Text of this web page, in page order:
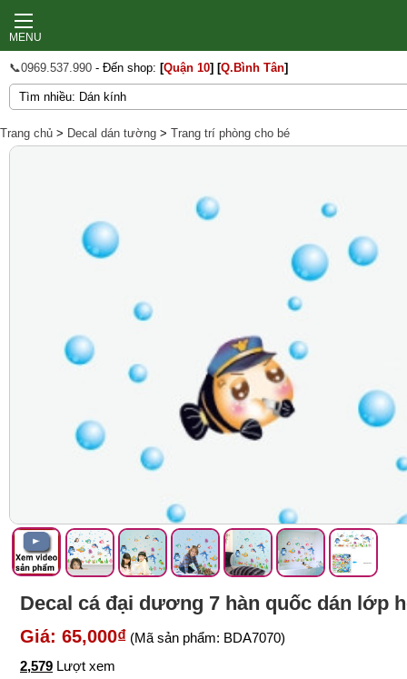
MENU
📞0969.537.990 - Đến shop: [Quận 10] [Q.Bình Tân]
Trang chủ > Decal dán tường > Trang trí phòng cho bé
Decal cá đại dương 7 hàn quốc dán lớp
Giá: 65,000₫ (Mã sản phẩm: BDA7070)
2,579 Lượt xem